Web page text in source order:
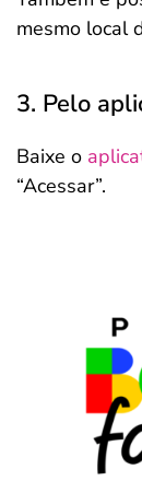
mesmo local
3. Pelo
Baixe o
“Acessar”.